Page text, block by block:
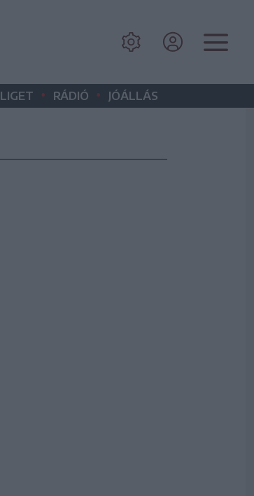
LIGET • RÁDIÓ • JÓÁLLÁS